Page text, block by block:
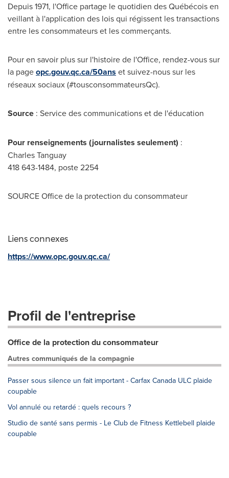
Depuis 1971, l'Office partage le quotidien des Québécois en
veillant à l'application des lois qui régissent les transactions
entre les consommateurs et les commerçants.
Pour en savoir plus sur l'histoire de l'Office, rendez-vous sur
la pageopc.gouv.qc.ca/50ans et suivez-nous sur les
réseaux sociaux (#tousconsommateursQc).
Source : Service des communications et de l'éducation
Pour renseignements (journalistes seulement) :
Charles Tanguay
418 643-1484, poste 2254
SOURCE Office de la protection du consommateur
Liens connexes
https://www.opc.gouv.qc.ca/
Profil de l'entreprise
Office de la protection du consommateur
Autres communiqués de la compagnie
Passer sous silence un fait important - Carfax Canada ULC plaide
coupable
Vol annulé ou retardé : quels recours ?
Studio de santé sans permis - Le Club de Fitness Kettlebell plaide
coupable